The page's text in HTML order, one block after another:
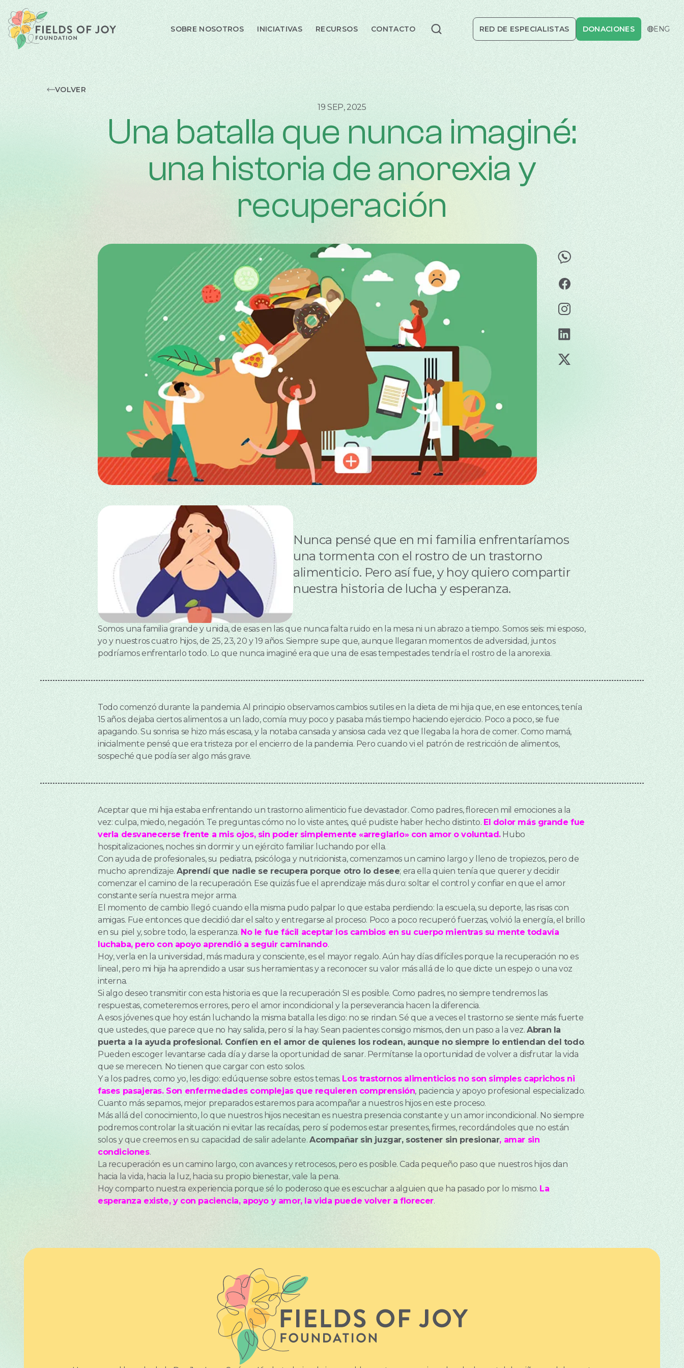
SOBRE NOSOTROS INICIATIVAS RECURSOS CONTACTO RED DE ESPECIALISTAS DONACIONES ENG
DONACIONES CERRAR
INICIO
SOBRE NOSOTROS
INICIATIVAS
RECURSOS
CONTACTO
RED DE ESPECIALISTAS
ENG
VOLVER
19 SEP, 2025
Una batalla que nunca imaginé:
una historia de anorexia y
recuperación
Nunca pensé que en mi familia enfrentaríamos
una tormenta con el rostro de un trastorno
alimenticio. Pero así fue, y hoy quiero compartir
nuestra historia de lucha y esperanza.
Somos una familia grande y unida, de esas en las que nunca falta ruido en la mesa ni un abrazo a tiempo. Somos seis: mi esposo,
yo y nuestros cuatro hijos, de 25, 23, 20 y 19 años. Siempre supe que, aunque llegaran momentos de adversidad, juntos
podríamos enfrentarlo todo. Lo que nunca imaginé era que una de esas tempestades tendría el rostro de la anorexia.
Todo comenzó durante la pandemia. Al principio observamos cambios sutiles en la dieta de mi hija que, en ese entonces, tenía
15 años: dejaba ciertos alimentos a un lado, comía muy poco y pasaba más tiempo haciendo ejercicio. Poco a poco, se fue
apagando. Su sonrisa se hizo más escasa, y la notaba cansada y ansiosa cada vez que llegaba la hora de comer. Como mamá,
inicialmente pensé que era tristeza por el encierro de la pandemia. Pero cuando vi el patrón de restricción de alimentos,
sospeché que podía ser algo más grave.
Aceptar que mi hija estaba enfrentando un trastorno alimenticio fue devastador. Como padres, florecen mil emociones a la
vez: culpa, miedo, negación. Te preguntas cómo no lo viste antes, qué pudiste haber hecho distinto. El dolor más grande fue
verla desvanecerse frente a mis ojos, sin poder simplemente «arreglarlo» con amor o voluntad. Hubo
hospitalizaciones, noches sin dormir y un ejército familiar luchando por ella.
Con ayuda de profesionales, su pediatra, psicóloga y nutricionista, comenzamos un camino largo y lleno de tropiezos, pero de
mucho aprendizaje.Aprendí que nadie se recupera porque otro lo desee; era ella quien tenía que querer y decidir
comenzar el camino de la recuperación. Ese quizás fue el aprendizaje más duro: soltar el control y confiar en que el amor
constante sería nuestra mejor arma.
El momento de cambio llegó cuando ella misma pudo palpar lo que estaba perdiendo: la escuela, su deporte, las risas con
amigas. Fue entonces que decidió dar el salto y entregarse al proceso. Poco a poco recuperó fuerzas, volvió la energía, el brillo
en su piel y, sobre todo, la esperanza. No le fue fácil aceptar los cambios en su cuerpo mientras su mente todavía
luchaba, pero con apoyo aprendió a seguir caminando.
Hoy, verla en la universidad, más madura y consciente, es el mayor regalo. Aún hay días difíciles porque la recuperación no es
lineal, pero mi hija ha aprendido a usar sus herramientas y a reconocer su valor más allá de lo que dicte un espejo o una voz
interna.
Si algo deseo transmitir con esta historia es que la recuperación SI es posible. Como padres, no siempre tendremos las
respuestas, cometeremos errores, pero el amor incondicional y la perseverancia hacen la diferencia.
A esos jóvenes que hoy están luchando la misma batalla les digo: no se rindan. Sé que a veces el trastorno se siente más fuerte
que ustedes, que parece que no hay salida, pero sí la hay. Sean pacientes consigo mismos, den un paso a la vez.Abran la
puerta a la ayuda profesional. Confíen en el amor de quienes los rodean, aunque no siempre lo entiendan del todo.
Pueden escoger levantarse cada día y darse la oportunidad de sanar. Permítanse la oportunidad de volver a disfrutar la vida
que se merecen. No tienen que cargar con esto solos.
Y a los padres, como yo, les digo: edúquense sobre estos temas. Los trastornos alimenticios no son simples caprichos ni
fases pasajeras. Son enfermedades complejas que requieren comprensión, paciencia y apoyo profesional especializado.
Cuanto más sepamos, mejor preparados estaremos para acompañar a nuestros hijos en este proceso.
Más allá del conocimiento, lo que nuestros hijos necesitan es nuestra presencia constante y un amor incondicional. No siempre
podremos controlar la situación ni evitar las recaídas, pero sí podemos estar presentes, firmes, recordándoles que no están
solos y que creemos en su capacidad de salir adelante.Acompañar sin juzgar, sostener sin presionar, amar sin
condiciones.
La recuperación es un camino largo, con avances y retrocesos, pero es posible. Cada pequeño paso que nuestros hijos dan
hacia la vida, hacia la luz, hacia su propio bienestar, vale la pena.
Hoy comparto nuestra experiencia porque sé lo poderoso que es escuchar a alguien que ha pasado por lo mismo. La
esperanza existe, y con paciencia, apoyo y amor, la vida puede volver a florecer.